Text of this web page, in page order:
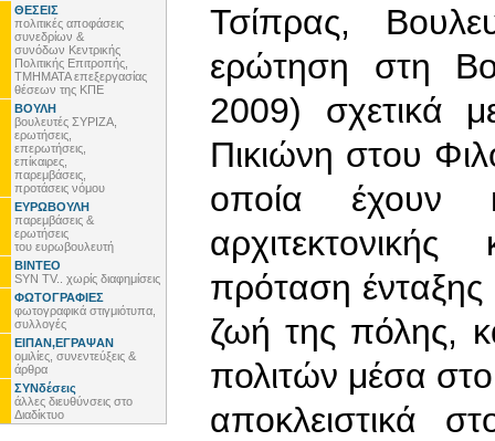
ΘΕΣΕΙΣ
πολιτικές αποφάσεις
συνεδρίων &
συνόδων Κεντρικής
Πολιτικής Επιτροπής,
ΤΜΗΜΑΤΑ επεξεργασίας
θέσεων της ΚΠΕ
ΒΟΥΛΗ
βουλευτές ΣΥΡΙΖΑ,
ερωτήσεις,
επερωτήσεις,
επίκαιρες,
παρεμβάσεις,
προτάσεις νόμου
ΕΥΡΩΒΟΥΛΗ
παρεμβάσεις &
ερωτήσεις
του ευρωβουλευτή
ΒΙΝΤΕΟ
SYN TV.. χωρίς διαφημίσεις
ΦΩΤΟΓΡΑΦΙΕΣ
φωτογραφικά στιγμιότυπα,
συλλογές
ΕΙΠΑΝ,ΕΓΡΑΨΑΝ
ομιλίες, συνεντεύξεις &
άρθρα
ΣΥΝδέσεις
άλλες διευθύνσεις στο
Διαδίκτυο
Τσίπρας,
ερώτηση στη
2009) σχετικά
Πικιώνη στου
οποία έχουν
πρόταση
ζωή της πόλης,
πολιτών μέσα
αποκλειστικά